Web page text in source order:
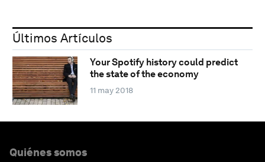
Últimos Artículos
Your Spotify history could predict
the state of the economy
11 may 2018
Quiénes somos